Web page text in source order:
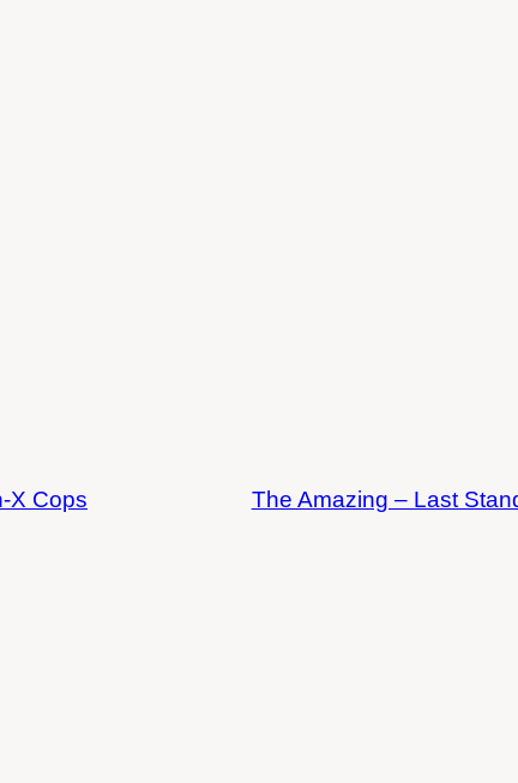
X Cops The Amazing – Last